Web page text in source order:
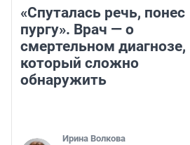
«Спуталась речь, понес
пургу». Врач — о
смертельном диагнозе,
который сложно
обнаружить
Ирина Волкова